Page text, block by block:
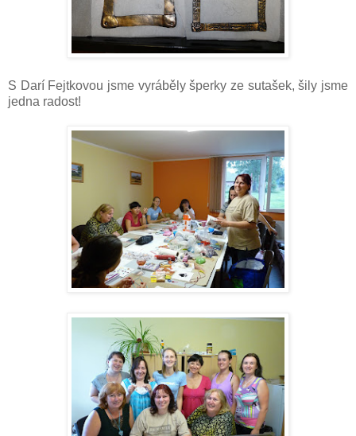
S Darí Fejtkovou jsme vyráběly šperky ze sutašek, šily jsme
jedna radost!